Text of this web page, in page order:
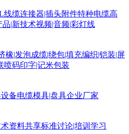
线缆连接器|插头附件特种电缆高
品|新技术视频|音频|彩灯线
橡|发泡成缆|绕包|填充编织|铠装|屏
喷码印字|记米包装
备电缆模具|盘具企业厂家
资料共享标准讨论|培训学习